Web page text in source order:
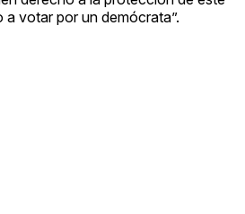
a votar por un demócrata”.